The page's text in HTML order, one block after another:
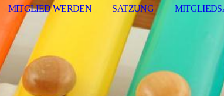
MITGLIED WERDEN SATZUNG